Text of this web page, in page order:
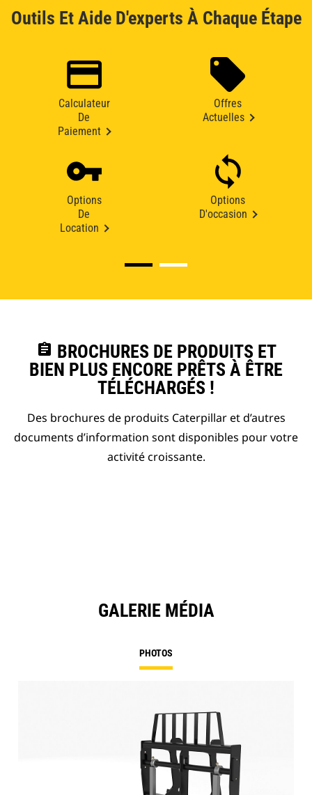
Outils Et Aide D'experts À Chaque Étape
Calculateur
De
Paiement
Offres
Actuelles
Options
De
Location
Options
D'occasion
assignment BROCHURES DE PRODUITS ET
BIEN PLUS ENCORE PRÊTS À ÊTRE
TÉLÉCHARGÉS !
Des brochures de produits Caterpillar et d’autres
documents d’information sont disponibles pour votre
activité croissante.
GALERIE MÉDIA
PHOTOS